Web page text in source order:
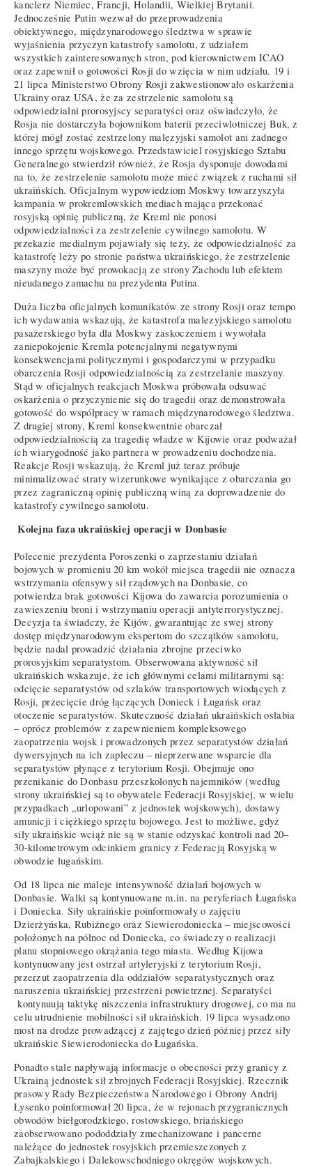
kanclerz Niemiec, Francji, Holandii, Wielkiej Brytanii.
Jednocześnie Putin wezwał do przeprowadzenia
obiektywnego, międzynarodowego śledztwa w sprawie
wyjaśnienia przyczyn katastrofy samolotu, z udziałem
wszystkich zainteresowanych stron, pod kierownictwem ICAO
oraz zapewnił o gotowości Rosji do wzięcia w nim udziału. 19 i
21 lipca Ministerstwo Obrony Rosji zakwestionowało oskarżenia
Ukrainy oraz USA, że za zestrzelenie samolotu są
odpowiedzialni prorosyjscy separatyści oraz oświadczyło, że
Rosja nie dostarczyła bojownikom baterii przeciwlotniczej Buk, z
której mógł zostać zestrzelony malezyjski samolot ani żadnego
innego sprzętu wojskowego. Przedstawiciel rosyjskiego Sztabu
Generalnego stwierdził również, że Rosja dysponuje dowodami
na to, że zestrzelenie samolotu może mieć związek z ruchami sił
ukraińskich. Oficjalnym wypowiedziom Moskwy towarzyszyła
kampania w prokremlowskich mediach mająca przekonać
rosyjską opinię publiczną, że Kreml nie ponosi
odpowiedzialności za zestrzelenie cywilnego samolotu. W
przekazie medialnym pojawiały się tezy, że odpowiedzialność za
katastrofę leży po stronie państwa ukraińskiego, że zestrzelenie
maszyny może być prowokacją ze strony Zachodu lub efektem
nieudanego zamachu na prezydenta Putina.
Duża liczba oficjalnych komunikatów ze strony Rosji oraz tempo
ich wydawania wskazują, że katastrofa malezyjskiego samolotu
pasażerskiego była dla Moskwy zaskoczeniem i wywołała
zaniepokojenie Kremla potencjalnymi negatywnymi
konsekwencjami politycznymi i gospodarczymi w przypadku
obarczenia Rosji odpowiedzialnością za zestrzelanie maszyny.
Stąd w oficjalnych reakcjach Moskwa próbowała odsuwać
oskarżenia o przyczynienie się do tragedii oraz demonstrowała
gotowość do współpracy w ramach międzynarodowego śledztwa.
Z drugiej strony, Kreml konsekwentnie obarczał
odpowiedzialnością za tragedię władze w Kijowie oraz podważał
ich wiarygodność jako partnera w prowadzeniu dochodzenia.
Reakcje Rosji wskazują, że Kreml już teraz próbuje
minimalizować straty wizerunkowe wynikające z obarczania go
przez zagraniczną opinię publiczną winą za doprowadzenie do
katastrofy cywilnego samolotu.
Kolejna faza ukraińskiej operacji w Donbasie
Polecenie prezydenta Poroszenki o zaprzestaniu działań
bojowych w promieniu 20 km wokół miejsca tragedii nie oznacza
wstrzymania ofensywy sił rządowych na Donbasie, co
potwierdza brak gotowości Kijowa do zawarcia porozumienia o
zawieszeniu broni i wstrzymaniu operacji antyterrorystycznej.
Decyzja ta świadczy, że Kijów, gwarantując ze swej strony
dostęp międzynarodowym ekspertom do szczątków samolotu,
będzie nadal prowadzić działania zbrojne przeciwko
prorosyjskim separatystom. Obserwowana aktywność sił
ukraińskich wskazuje, że ich głównymi celami militarnymi są:
odcięcie separatystów od szlaków transportowych wiodących z
Rosji, przecięcie dróg łączących Donieck i Ługańsk oraz
otoczenie separatystów. Skuteczność działań ukraińskich osłabia
– oprócz problemów z zapewnieniem kompleksowego
zaopatrzenia wojsk i prowadzonych przez separatystów działań
dywersyjnych na ich zapleczu – nieprzerwane wsparcie dla
separatystów płynące z terytorium Rosji. Obejmuje ono
przenikanie do Donbasu przeszkolonych najemników (według
strony ukraińskiej są to obywatele Federacji Rosyjskiej, w wielu
przypadkach „urlopowani” z jednostek wojskowych), dostawy
amunicji i ciężkiego sprzętu bojowego. Jest to możliwe, gdyż
siły ukraińskie wciąż nie są w stanie odzyskać kontroli nad 20–
30-kilometrowym odcinkiem granicy z Federacją Rosyjską w
obwodzie ługańskim.
Od 18 lipca nie maleje intensywność działań bojowych w
Donbasie. Walki są kontynuowane m.in. na peryferiach Ługańska
i Doniecka. Siły ukraińskie poinformowały o zajęciu
Dzierżyńska, Rubiżnego oraz Siewierodoniecka – miejscowości
położonych na północ od Doniecka, co świadczy o realizacji
planu stopniowego okrążania tego miasta. Według Kijowa
kontynuowany jest ostrzał artyleryjski z terytorium Rosji,
przerzut zaopatrzenia dla oddziałów separatystycznych oraz
naruszenia ukraińskiej przestrzeni powietrznej. Separatyści
kontynuują taktykę niszczenia infrastruktury drogowej, co ma na
celu utrudnienie mobilności sił ukraińskich. 19 lipca wysadzono
most na drodze prowadzącej z zajętego dzień później przez siły
ukraińskie Siewierodoniecka do Ługańska.
Ponadto stale napływają informacje o obecności przy granicy z
Ukrainą jednostek sił zbrojnych Federacji Rosyjskiej. Rzecznik
prasowy Rady Bezpieczeństwa Narodowego i Obrony Andrij
Łysenko poinformował 20 lipca, że w rejonach przygranicznych
obwodów biełgorodzkiego, rostowskiego, briańskiego
zaobserwowano pododdziały zmechanizowane i pancerne
należące do jednostek rosyjskich przemieszczonych z
Zabajkalskiego i Dalekowschodniego okręgów wojskowych.